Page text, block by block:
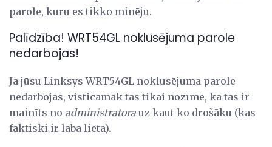
parole, kuru es tikko minēju.
Palīdzība! WRT54GL noklusējuma parole
nedarbojas!
Ja jūsu Linksys WRT54GL noklusējuma parole
nedarbojas, visticamāk tas tikai nozīmē, ka tas ir
mainīts no administratora uz kaut ko drošāku (kas
faktiski ir laba lieta).